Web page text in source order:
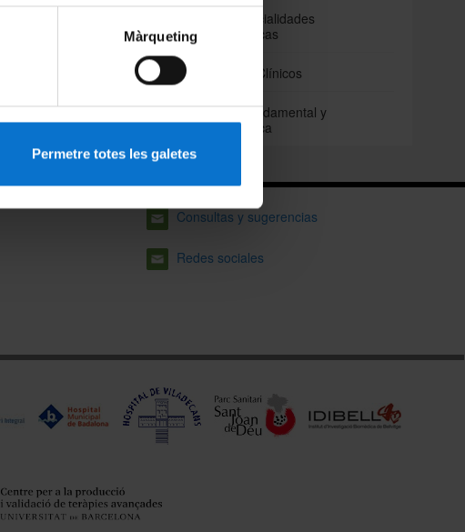
Màrqueting
Permetre totes les galetes
Cirugía y Especialidades
Medicoquirúrgicas
Fundamentos Clínicos
Enfermeria Fundamental y
Medicoquirúrgica
Consultas y sugerencias
Redes sociales